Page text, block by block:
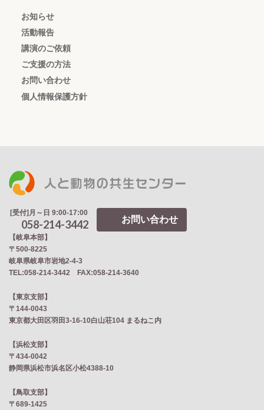
お知らせ
活動報告
講演のご依頼
ご支援の方法
お問い合わせ
個人情報保護方針
[受付]月～日 9:00-17:00
058-214-3442 お問い合わせ
【岐阜本部】
〒500-8225
岐阜県岐阜市岩地2‐4‐3
TEL:058-214-3442 FAX:058-214-3640
【東京支部】
〒144-0043
東京都大田区羽田3-16-10白山荘104 まるねこ内
【浜松支部】
〒434-0042
静岡県浜松市浜名区小松4388-10
【鳥取支部】
〒689-1425